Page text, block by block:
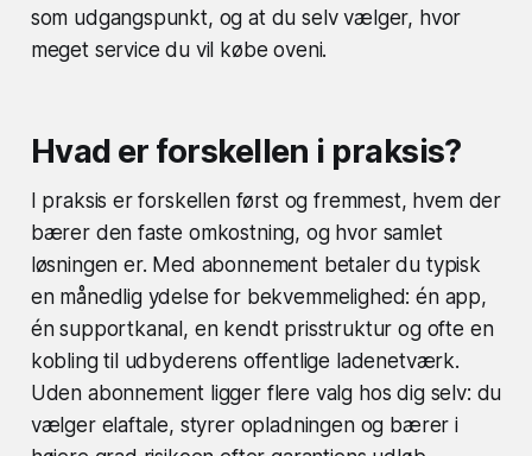
som udgangspunkt, og at du selv vælger, hvor
meget service du vil købe oveni.
Hvad er forskellen i praksis?
I praksis er forskellen først og fremmest, hvem der
bærer den faste omkostning, og hvor samlet
løsningen er. Med abonnement betaler du typisk
en månedlig ydelse for bekvemmelighed: én app,
én supportkanal, en kendt prisstruktur og ofte en
kobling til udbyderens offentlige ladenetværk.
Uden abonnement ligger flere valg hos dig selv: du
vælger elaftale, styrer opladningen og bærer i